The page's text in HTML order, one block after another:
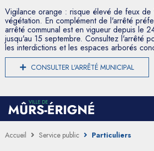
Vigilance orange : risque élevé de feux
végétation. En complément de l'arrêté
arrêté communal est en vigueur depuis le
jusqu'au 15 septembre. Consultez l'arrêté
les interdictions et les espaces arborés
CONSULTER L'ARRÊTÉ MUNICIPAL
Accueil Service public Particuliers